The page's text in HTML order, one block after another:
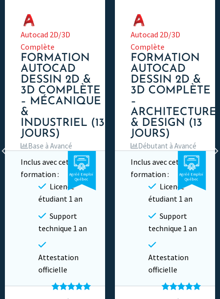
Autocad 2D/3D
Complète
FORMATION
AUTOCAD
DESSIN 2D &
3D COMPLÈTE
– MÉCANIQUE
&
INDUSTRIEL (13
JOURS)
Base à Avancé
84.5 heures
Cours en ligne
Inclus avec cette
formation :
Licence
étudiant 1 an
Support
technique 1 an
Attestation
officielle
Agréé Emploi
Québec
Autocad 2D/3D
Complète
FORMATION
AUTOCAD
DESSIN 2D &
3D COMPLÈTE
–
ARCHITECTURE
& DESIGN (13
JOURS)
Débutant à Avancé
84.5 heures
Cours en ligne
Inclus avec cette
formation :
Licence
étudiant 1 an
Support
technique 1 an
Attestation
officielle
Agréé Emploi
Québec